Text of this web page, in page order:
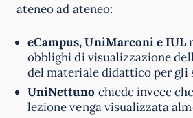
ateneo ad ateneo:
eCampus, UniMarconi e IUL
obblighi di visualizzazione
del materiale didattico per gli
UniNettuno chiede invece
lezione venga visualizzata